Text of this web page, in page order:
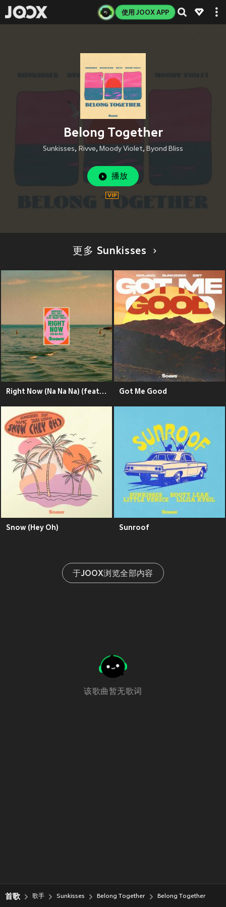
使用 JOOX APP
Belong Together
Sunkisses, Rivve, Moody Violet, Byond Bliss
播放
更多 Sunkisses
Right Now (Na Na Na) (feat. Moody Violet) Got Me Good
Snow (Hey Oh) Sunroof
于JOOX浏览全部内容
该歌曲暂无歌词
首歌 歌手 Sunkisses Belong Together Belong Together